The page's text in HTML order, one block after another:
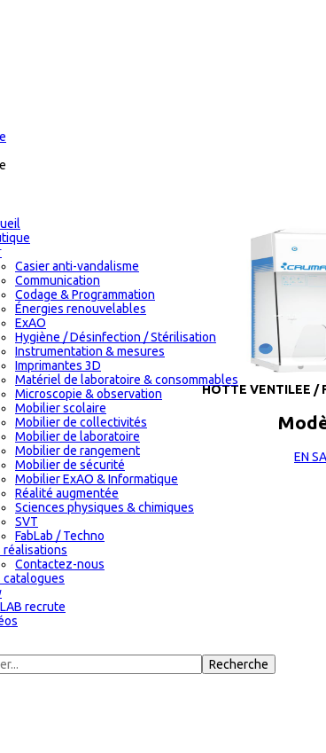
Casier anti-vandalisme
Communication
Codage & Programmation
Énergies renouvelables
ExAO
Hygiène / Désinfection / Stérilisation
Instrumentation & mesures
Imprimantes 3D
Matériel de laboratoire & consommables
Microscopie & observation
Mobilier scolaire
Mobilier de collectivités
Mobilier de laboratoire
Mobilier de rangement
Mobilier de sécurité
Mobilier ExAO & Informatique
Réalité augmentée
Sciences physiques & chimiques
SVT
FabLab / Techno
réalisations
Contactez-nous
catalogues
recrute
HOTTE VENTILEE /
EN